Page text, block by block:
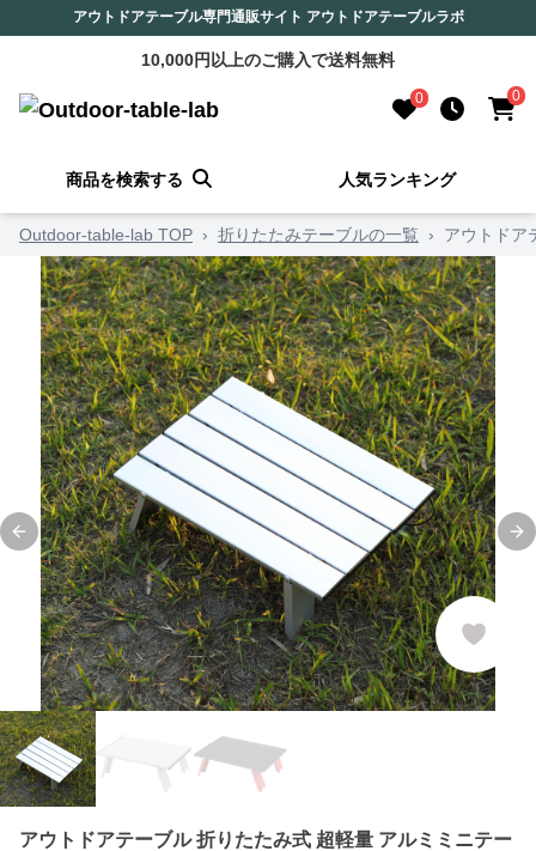
アウトドアテーブル専門通販サイト アウトドアテーブルラボ
10,000円以上のご購入で送料無料
0 0
商品を検索する 人気ランキング
Outdoor-table-lab TOP › 折りたたみテーブルの一覧 › アウトドア
Previous slide
アウトドアテーブル 折りたたみ式 超軽量 アルミミニテー